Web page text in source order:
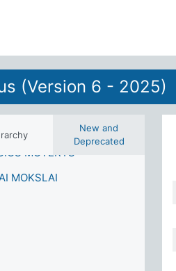
(Version 6 - 2025)
New and
Deprecated
MOTERYS
MOKSLAI